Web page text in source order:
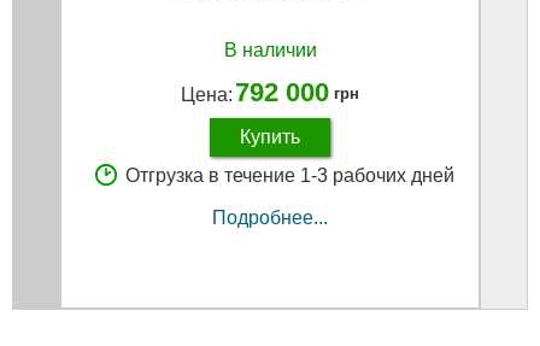
В наличии
Цена: 792 000 грн
Купить
Отгрузка в течение 1-3 рабочих дней
Подробнее...